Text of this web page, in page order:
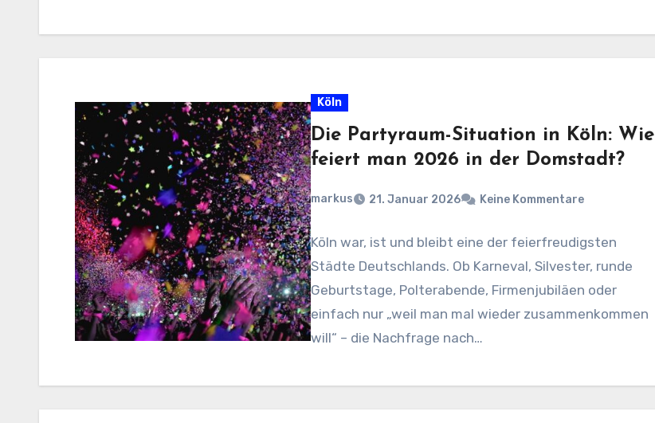
Köln
Die Partyraum-Situation in Köln: Wie
feiert man 2026 in der Domstadt?
markus 21. Januar 2026 Keine Kommentare
Köln war, ist und bleibt eine der feierfreudigsten
Städte Deutschlands. Ob Karneval, Silvester, runde
Geburtstage, Polterabende, Firmenjubiläen oder
einfach nur „weil man mal wieder zusammenkommen
will“ – die Nachfrage nach…